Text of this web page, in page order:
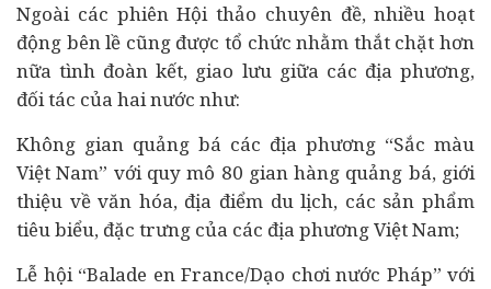
Ngoài các phiên Hội thảo chuyên đề, nhiều hoạt
động bên lề cũng được tổ chức nhằm thắt chặt hơn
nữa tình đoàn kết, giao lưu giữa các địa phương,
đối tác của hai nước như:
Không gian quảng bá các địa phương “Sắc màu
Việt Nam” với quy mô 80 gian hàng quảng bá, giới
thiệu về văn hóa, địa điểm du lịch, các sản phẩm
tiêu biểu, đặc trưng của các địa phương Việt Nam;
Lễ hội “Balade en France/Dạo chơi nước Pháp” với